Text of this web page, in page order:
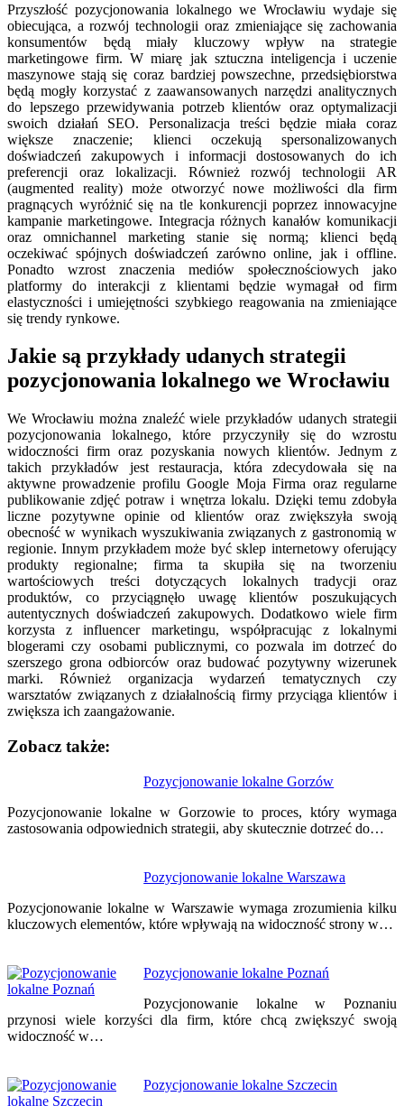
Przyszłość pozycjonowania lokalnego we Wrocławiu wydaje się
obiecująca, a rozwój technologii oraz zmieniające się zachowania
konsumentów będą miały kluczowy wpływ na strategie
marketingowe firm. W miarę jak sztuczna inteligencja i uczenie
maszynowe stają się coraz bardziej powszechne, przedsiębiorstwa
będą mogły korzystać z zaawansowanych narzędzi analitycznych
do lepszego przewidywania potrzeb klientów oraz optymalizacji
swoich działań SEO. Personalizacja treści będzie miała coraz
większe znaczenie; klienci oczekują spersonalizowanych
doświadczeń zakupowych i informacji dostosowanych do ich
preferencji oraz lokalizacji. Również rozwój technologii AR
(augmented reality) może otworzyć nowe możliwości dla firm
pragnących wyróżnić się na tle konkurencji poprzez innowacyjne
kampanie marketingowe. Integracja różnych kanałów komunikacji
oraz omnichannel marketing stanie się normą; klienci będą
oczekiwać spójnych doświadczeń zarówno online, jak i offline.
Ponadto wzrost znaczenia mediów społecznościowych jako
platformy do interakcji z klientami będzie wymagał od firm
elastyczności i umiejętności szybkiego reagowania na zmieniające
się trendy rynkowe.
Jakie są przykłady udanych strategii
pozycjonowania lokalnego we Wrocławiu
We Wrocławiu można znaleźć wiele przykładów udanych strategii
pozycjonowania lokalnego, które przyczyniły się do wzrostu
widoczności firm oraz pozyskania nowych klientów. Jednym z
takich przykładów jest restauracja, która zdecydowała się na
aktywne prowadzenie profilu Google Moja Firma oraz regularne
publikowanie zdjęć potraw i wnętrza lokalu. Dzięki temu zdobyła
liczne pozytywne opinie od klientów oraz zwiększyła swoją
obecność w wynikach wyszukiwania związanych z gastronomią w
regionie. Innym przykładem może być sklep internetowy oferujący
produkty regionalne; firma ta skupiła się na tworzeniu
wartościowych treści dotyczących lokalnych tradycji oraz
produktów, co przyciągnęło uwagę klientów poszukujących
autentycznych doświadczeń zakupowych. Dodatkowo wiele firm
korzysta z influencer marketingu, współpracując z lokalnymi
blogerami czy osobami publicznymi, co pozwala im dotrzeć do
szerszego grona odbiorców oraz budować pozytywny wizerunek
marki. Również organizacja wydarzeń tematycznych czy
warsztatów związanych z działalnością firmy przyciąga klientów i
zwiększa ich zaangażowanie.
Zobacz także:
Pozycjonowanie lokalne Gorzów
Pozycjonowanie lokalne w Gorzowie to proces, który wymaga
zastosowania odpowiednich strategii, aby skutecznie dotrzeć do…
Pozycjonowanie lokalne Warszawa
Pozycjonowanie lokalne w Warszawie wymaga zrozumienia kilku
kluczowych elementów, które wpływają na widoczność strony w…
Pozycjonowanie lokalne Poznań
Pozycjonowanie lokalne w Poznaniu
przynosi wiele korzyści dla firm, które chcą zwiększyć swoją
widoczność w…
Pozycjonowanie lokalne Szczecin
wpisu